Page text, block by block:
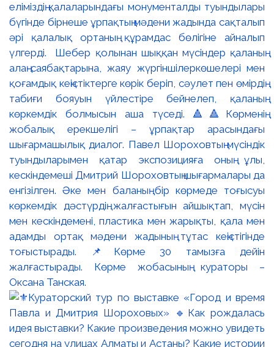
еліміздің қалаларындағы монументалды туындылары
бүгінде бірнеше ұрпақтың мәдени жадында сақталып
әрі қалалық ортаның құрамдас бөлігіне айналып
үлгерді. Шебер қолынан шыққан мүсіндер қаланың
алаң-саябақтарына, жаяу жүргіншілеркөшелері мен
қоғамдық кеңістіктерге көрік беріп, сәулет пен өмірдің
табиғи бояуын үйлестіре бейнелеп, қаланың
көркемдік болмысын аша түседі. 🔺🔺Көрменің
жобалық ерекшелігі – ұрпақтар арасындағы
шығармашылық диалог. Павел Шороховтың мүсіндік
туындыларымен қатар экспозицияға оның ұлы,
кескіндемеші Дмитрий Шороховтың шығармалары да
енгізілген. Әке мен баланың бір көрмеде тоғысуы
көркемдік дәстүрдің жалғастығын айшықтап, мүсін
мен кескіндемені, пластика мен жарықты, қала мен
адамды ортақ мәдени жадының тұтас кеңістігінде
тоғыстырады. 📌Көрме 30 тамызға дейін
жалғастырады. Көрме жобасының кураторы –
Оксана Танская.